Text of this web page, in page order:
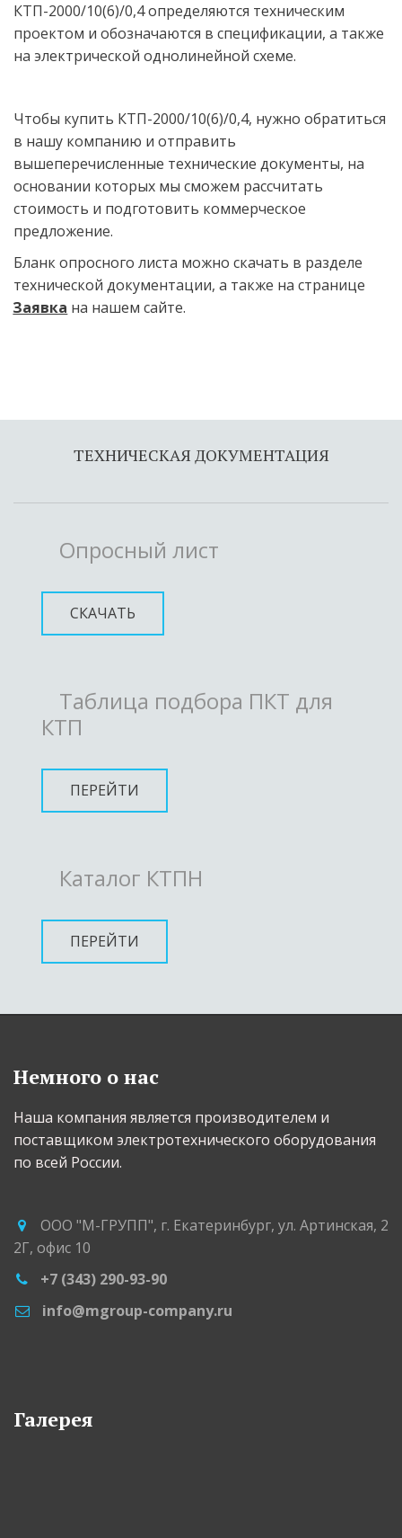
КТП-2000/10(6)/0,4 определяются техническим
проектом и обозначаются в спецификации, а также
на электрической однолинейной схеме.
Чтобы купить КТП-2000/10(6)/0,4, нужно обратиться
в нашу компанию и отправить
вышеперечисленные технические документы, на
основании которых мы сможем рассчитать
стоимость и подготовить коммерческое
предложение.
Бланк опросного листа можно скачать в разделе
Заявка на нашем сайте.
ТЕХНИЧЕСКАЯ ДОКУМЕНТАЦИЯ
Опросный лист
СКАЧАТЬ
Таблица подбора ПКТ для
КТП
ПЕРЕЙТИ
Каталог КТПН
ПЕРЕЙТИ
Немного о нас
Наша компания является производителем и
поставщиком электротехнического оборудования
по всей России.
ООО "М-ГРУПП", г. Екатеринбург, ул. Артинская, 2
2Г, офис 10
+7 (343) 290-93-90
info@mgroup-company.ru
Галерея